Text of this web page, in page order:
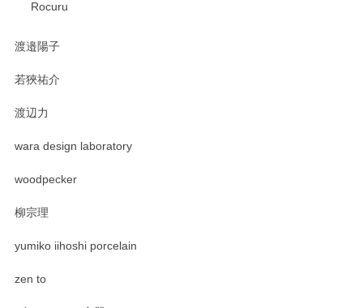
Rocuru
渡邉陽子
若狹祐介
渡辺力
wara design laboratory
woodpecker
柳宗理
yumiko iihoshi porcelain
zen to